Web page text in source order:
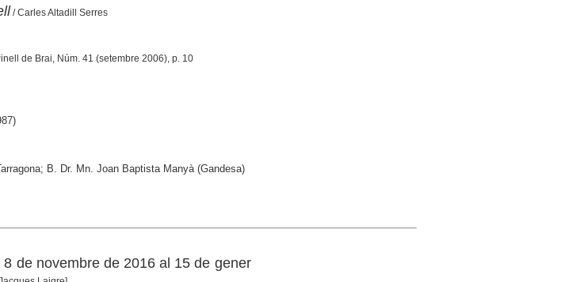
/ Carles Altadill Serres
de Brai, Núm. 41 (setembre 2006), p. 10
B. Dr. Mn. Joan Baptista Manyà (Gandesa)
de novembre de 2016 al 15 de gener